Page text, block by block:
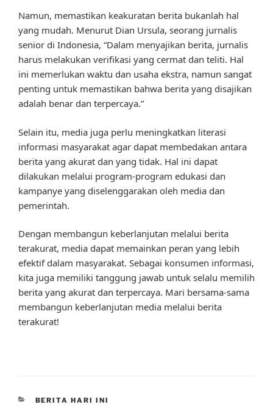
Namun, memastikan keakuratan berita bukanlah hal
yang mudah. Menurut Dian Ursula, seorang jurnalis
senior di Indonesia, “Dalam menyajikan berita, jurnalis
harus melakukan verifikasi yang cermat dan teliti. Hal
ini memerlukan waktu dan usaha ekstra, namun sangat
penting untuk memastikan bahwa berita yang disajikan
adalah benar dan terpercaya.”
Selain itu, media juga perlu meningkatkan literasi
informasi masyarakat agar dapat membedakan antara
berita yang akurat dan yang tidak. Hal ini dapat
dilakukan melalui program-program edukasi dan
kampanye yang diselenggarakan oleh media dan
pemerintah.
Dengan membangun keberlanjutan melalui berita
terakurat, media dapat memainkan peran yang lebih
efektif dalam masyarakat. Sebagai konsumen informasi,
kita juga memiliki tanggung jawab untuk selalu memilih
berita yang akurat dan terpercaya. Mari bersama-sama
membangun keberlanjutan media melalui berita
terakurat!
CATEGORIES
BERITA HARI INI